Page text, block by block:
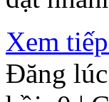
Xem
Đăng